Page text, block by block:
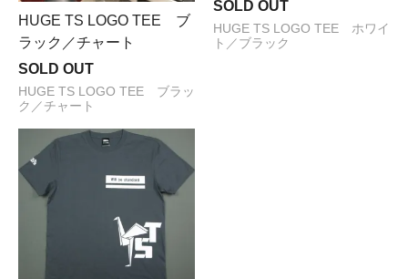
HUGE TS LOGO TEE ブ
ラック／チャート
SOLD OUT
HUGE TS LOGO TEE ブラッ
ク／チャート
SOLD OUT
HUGE TS LOGO TEE ホワイ
ト／ブラック